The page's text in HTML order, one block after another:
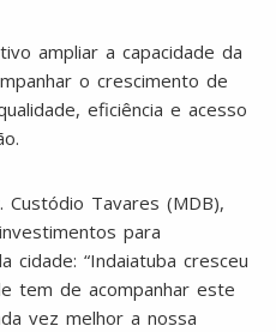
ampliar a capacidade da
o crescimento de
eficiência e acesso
Tavares (MDB),
para
cidade: “Indaiatuba cresceu
tem de acompanhar este
vez melhor a nossa